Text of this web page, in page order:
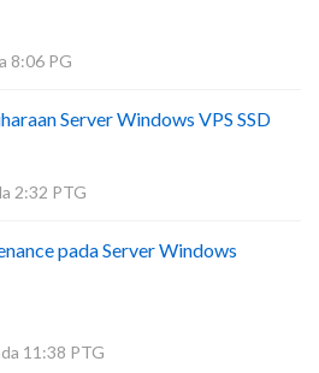
8:06 PG
Server Windows VPS SSD
2:32 PTG
pada Server Windows
11:38 PTG